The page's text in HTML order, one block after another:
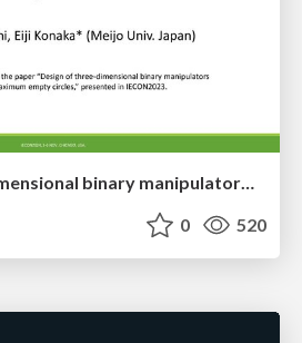
Design of three-dimensional binary manipulators for pick-and-place task avoiding obstacles (IECON2024)
0 520